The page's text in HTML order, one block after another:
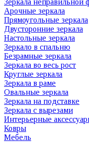
Арочные зеркала
Прямоугольные зеркала
Двусторонние зеркала
Настольные зеркала
Зеркало в спальню
Безрамные зеркала
Зеркала во весь рост
Круглые зеркала
Зеркала в раме
Овальные зеркала
Зеркала на подставке
Зеркала с вырезами
Интерьерные
Ковры
Мебель